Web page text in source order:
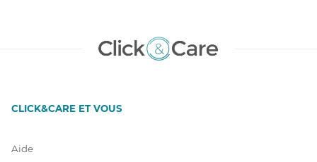
CLICK&CARE ET VOUS
Aide